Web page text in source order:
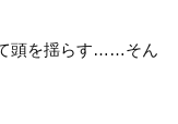
頭を揺らす……そん